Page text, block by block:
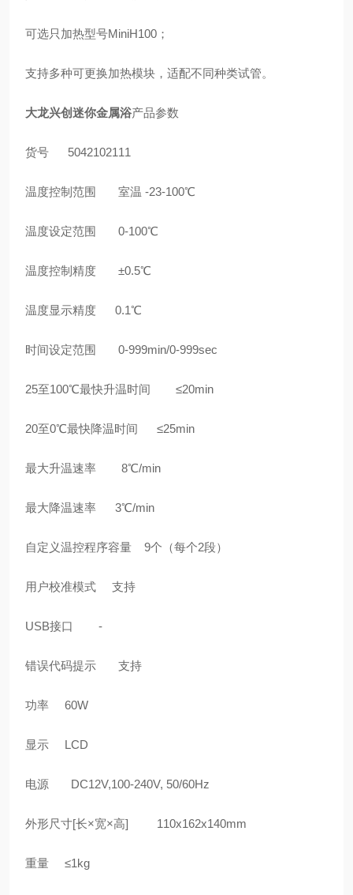
可选只加热型号MiniH100；
支持多种可更换加热模块，适配不同种类试管。
大龙兴创迷你金属浴产品参数
货号 5042102111
温度控制范围 室温 -23-100℃
温度设定范围 0-100℃
温度控制精度 ±0.5℃
温度显示精度 0.1℃
时间设定范围 0-999min/0-999sec
25至100℃最快升温时间 ≤20min
20至0℃最快降温时间 ≤25min
最大升温速率 8℃/min
最大降温速率 3℃/min
自定义温控程序容量 9个（每个2段）
用户校准模式 支持
USB接口 -
错误代码提示 支持
功率 60W
显示 LCD
电源 DC12V,100-240V, 50/60Hz
外形尺寸[长×宽×高] 110x162x140mm
重量 ≤1kg